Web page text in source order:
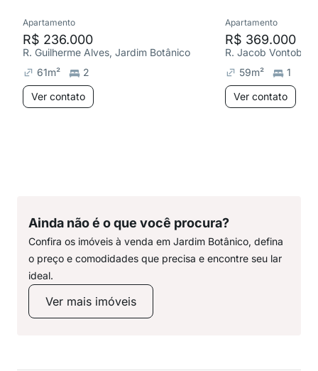
Apartamento
R$ 236.000
R. Guilherme Alves, Jardim Botânico
61m²
2
Ver contato
Apartamento
R$ 369.000
R. Jacob Vontobel,
59m² 1
Ver contato
Ainda não é o que você procura?
Confira os imóveis à venda em Jardim Botânico, defina
o preço e comodidades que precisa e encontre seu lar
ideal.
Ver mais imóveis